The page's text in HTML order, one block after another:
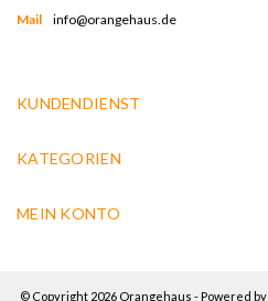
Mail info@orangehaus.de
KUNDENDIENST
KATEGORIEN
MEIN KONTO
© Copyright 2026 Orangehaus - Powered by